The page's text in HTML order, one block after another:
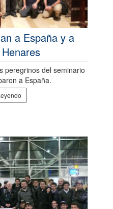
a España y a
peregrinos del seminario
a España.